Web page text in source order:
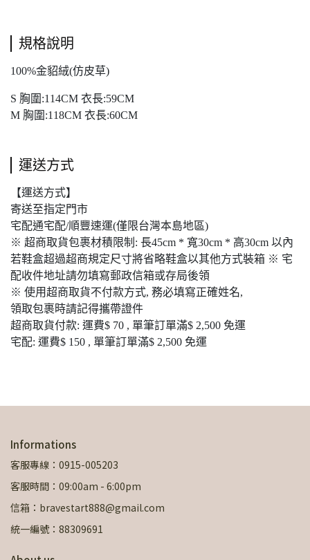
規格說明
100%金貂絨(仿皮草)
S 胸圍:114CM 衣長:59CM
M 胸圍:118CM 衣長:60CM
運送方式
【運送方式】
寄送至指定門市
宅配通宅配/順豐速運(僅限台灣本島地區)
※ 超商取貨包裹材積限制: 長45cm * 寬30cm * 高30cm 以內
若鞋盒超過超商規定尺寸將省略鞋盒以其他方式裝箱 ※ 宅
配收件地址請勿填寫郵政信箱或存局後領
※ 使用超商取貨不付款方式, 務必填寫正確姓名,
領取包裹時請記得攜帶證件
超商取貨付款: 運費$ 70 , 單筆訂單滿$ 2,500 免運
宅配: 運費$ 150 , 單筆訂單滿$ 2,500 免運
Informations
客服專線：0915-005203
客服時間：09:00am - 6:00pm
信箱：bravestart888@gmail.com
統一編號：88309691